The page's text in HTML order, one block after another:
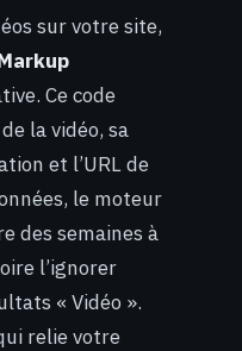
sur votre site,
Ce code
la vidéo, sa
et l’URL de
le moteur
des semaines à
l’ignorer
« Vidéo ».
relie votre